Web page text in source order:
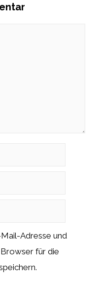
Adresse und
für die